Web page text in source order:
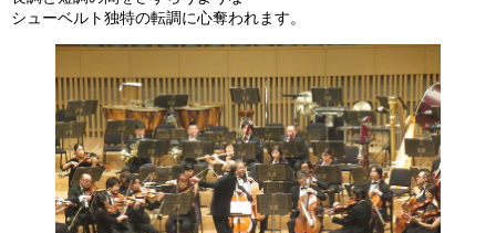
シューベルト独特の転調に心奪われます。